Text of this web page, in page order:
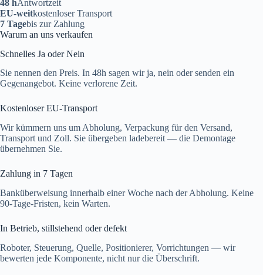
48 hAntwortzeit
EU-weitkostenloser Transport
7 Tagebis zur Zahlung
Warum an uns verkaufen
Schnelles Ja oder Nein
Sie nennen den Preis. In 48h sagen wir ja, nein oder senden ein
Gegenangebot. Keine verlorene Zeit.
Kostenloser EU-Transport
Wir kümmern uns um Abholung, Verpackung für den Versand,
Transport und Zoll. Sie übergeben ladebereit — die Demontage
übernehmen Sie.
Zahlung in 7 Tagen
Banküberweisung innerhalb einer Woche nach der Abholung. Keine
90-Tage-Fristen, kein Warten.
In Betrieb, stillstehend oder defekt
Roboter, Steuerung, Quelle, Positionierer, Vorrichtungen — wir
bewerten jede Komponente, nicht nur die Überschrift.